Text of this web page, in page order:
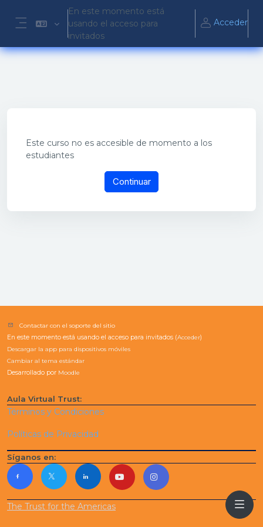
Salta al contenido principal
Panel lateral
En este momento está
usando el acceso para
invitados
Acceder
Este curso no es accesible de momento a los
estudiantes
Continuar
Contactar con el soporte del sitio
En este momento está usando el acceso para invitados (Acceder)
Descargar la app para dispositivos móviles
Cambiar al tema estándar
Desarrollado por Moodle
Aula Virtual Trust:
Términos y Condiciones
Políticas de Privacidad
Síganos en:
The Trust for the Americas